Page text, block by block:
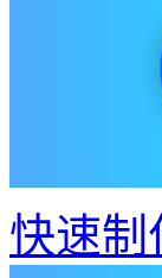
快速制